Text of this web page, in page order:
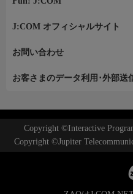
J:COM オフィシャルサイト
お問い合わせ
お客さまのデータ利用･外部送
Copyright ©Interactive
Copyright ©Jupiter